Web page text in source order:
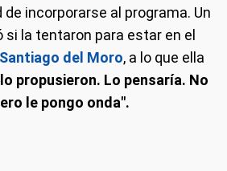
incorporarse al programa. Un
si la tentaron para estar en el
Santiago del Moro, a lo que ella
propusieron. Lo pensaría. No
le pongo onda".